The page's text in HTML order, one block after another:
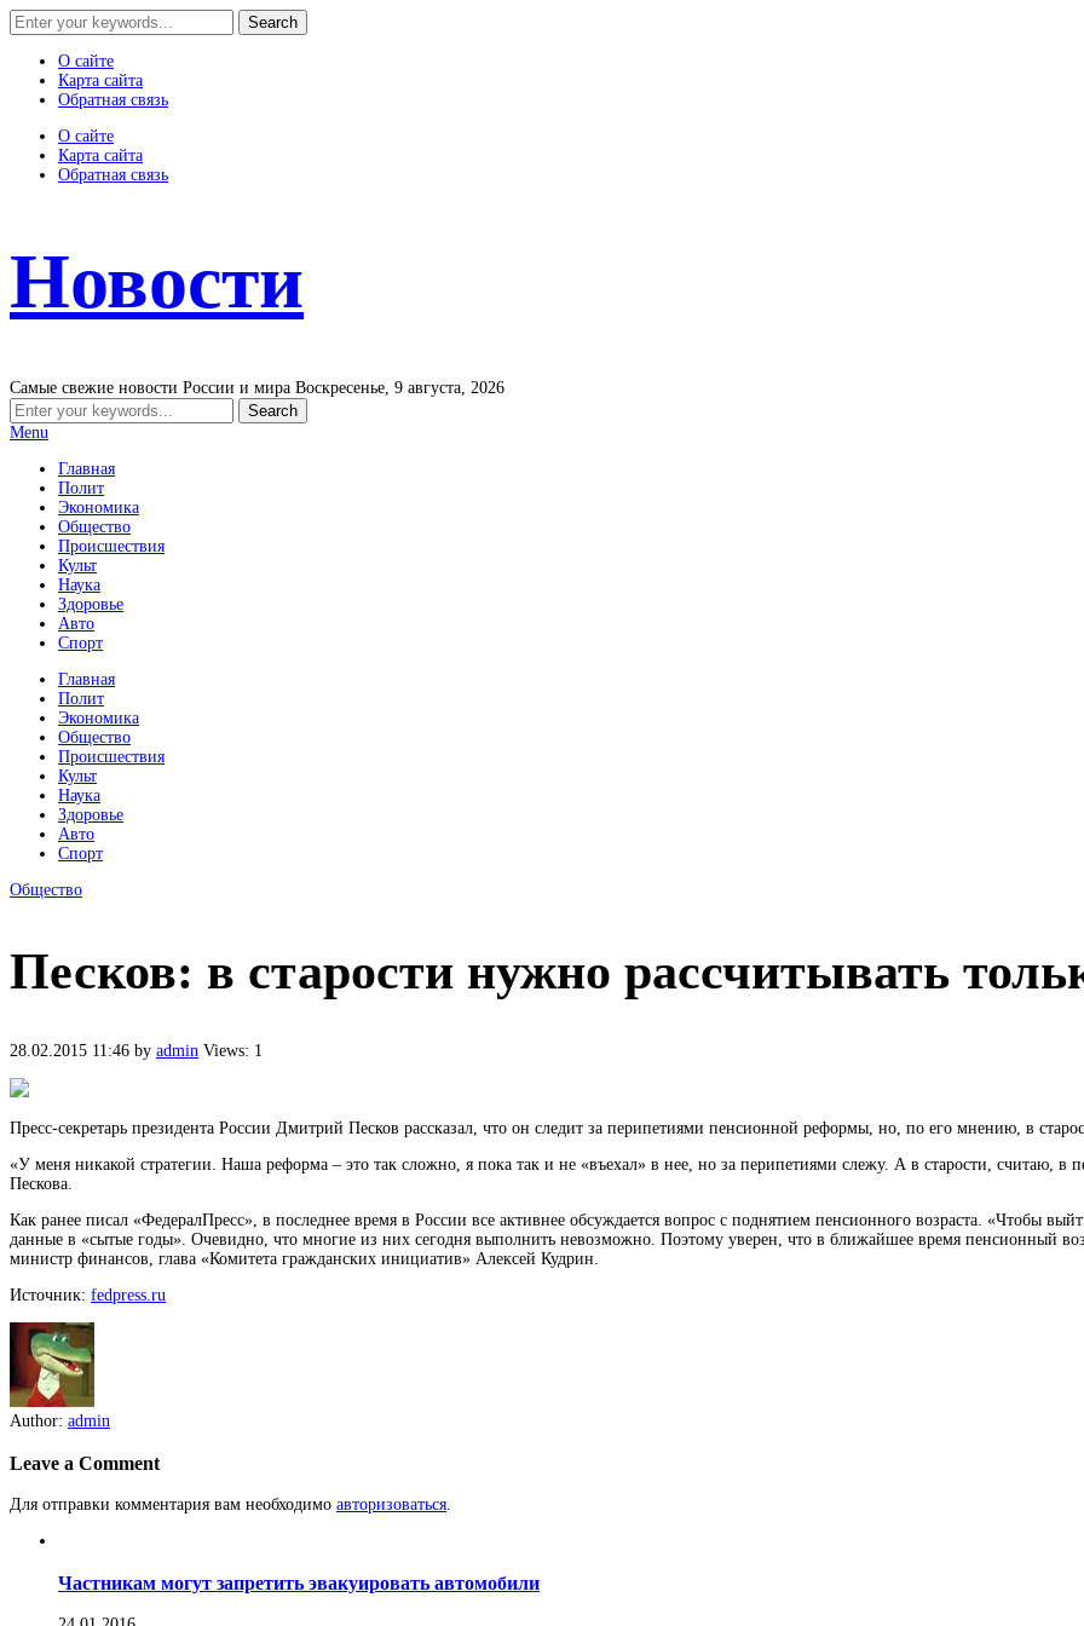
О сайте
Карта сайта
Обратная связь
О сайте
Карта сайта
Обратная связь
Новости
Самые свежие новости России и мира Воскресенье, 9 августа, 2026
Menu
Главная
Полит
Экономика
Общество
Происшествия
Культ
Наука
Здоровье
Авто
Спорт
Главная
Полит
Экономика
Общество
Происшествия
Культ
Наука
Здоровье
Авто
Спорт
Общество
Песков: в старости нужно рассчитывать
28.02.2015 11:46 by admin Views: 1
Пресс-секретарь президента России Дмитрий Песков рассказал, что он следит за перипетиями пенсионной реформы, но, по его мнению, в
«У меня никакой стратегии. Наша реформа – это так сложно, я пока так и не «въехал» в нее, но за перипетиями слежу. А в старости, считаю, в
Пескова.
Как ранее писал «ФедералПресс», в последнее время в России все активнее обсуждается вопрос с поднятием пенсионного возраста. «Чтобы
данные в «сытые годы». Очевидно, что многие из них сегодня выполнить невозможно. Поэтому уверен, что в ближайшее время пенсионный
министр финансов, глава «Комитета гражданских инициатив» Алексей Кудрин.
Источник: fedpress.ru
Author: admin
Leave a Comment
Для отправки комментария вам необходимо авторизоваться.
Частникам могут запретить эвакуировать автомобили